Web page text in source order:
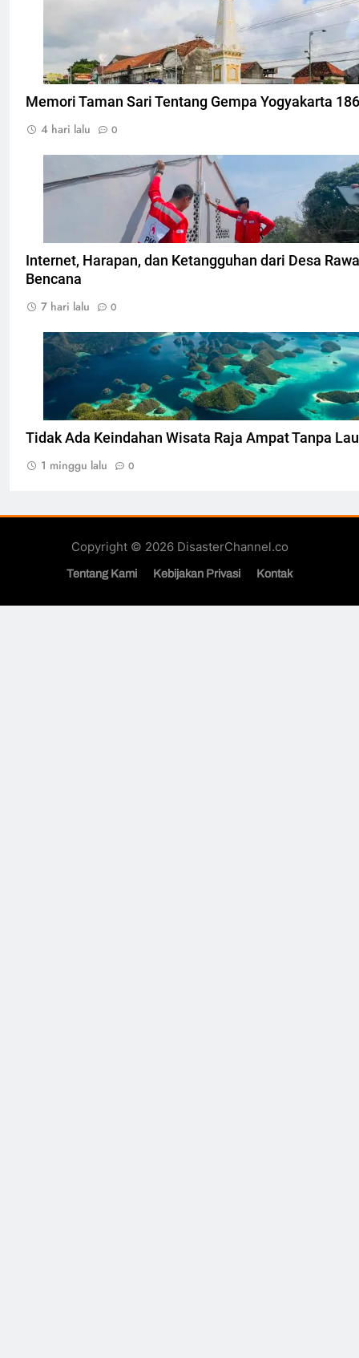
Tugu Yogyakarta, Foto: Photo by CEphoto, Uwe
Memori Taman Sari Tentang Gempa Yogyakarta
4 hari lalu
0
Pemasangan teknologi konektivitas internet
komunitas, Foto: Atep Maulana
Internet, Harapan, dan Ketangguhan dari Desa
Bencana
7 hari lalu
0
Pemandangan di Raja Ampat, Foto: Dok.
Tidak Ada Keindahan Wisata Raja Ampat Tanpa
1 minggu lalu
0
Copyright © 2026 DisasterChannel.co
Tentang Kami Kebijakan Privasi Kontak